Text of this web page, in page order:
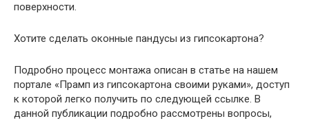
поверхности.
Хотите сделать оконные пандусы из гипсокартона?
Подробно процесс монтажа описан в статье на нашем
портале «Прамп из гипсокартона своими руками», доступ
к которой легко получить по следующей ссылке. В
данной публикации подробно рассмотрены вопросы,